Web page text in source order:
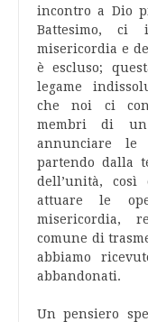
incontro a Dio
Battesimo, ci
misericordia e
è escluso;
legame
che noi ci
membri di
annunciare
partendo dalla
dell’unità, così
attuare le
misericordia,
comune di
abbiamo
abbandonati.
Un pensiero